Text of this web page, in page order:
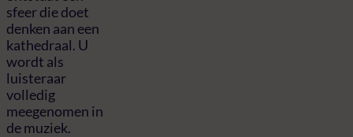
sfeer die doet
denken aan een
kathedraal. U
wordt als
luisteraar
volledig
meegenomen in
de muziek.